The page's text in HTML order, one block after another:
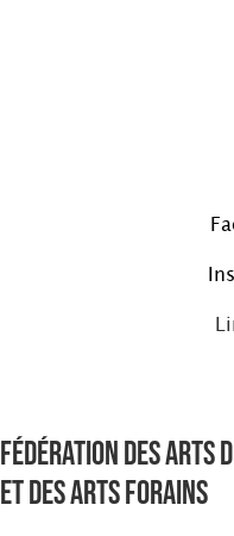
Fédération des arts
et des arts forains